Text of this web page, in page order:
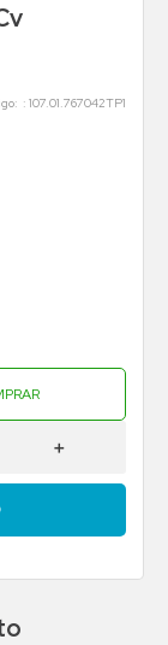
: 107.01.767042TP1
＋